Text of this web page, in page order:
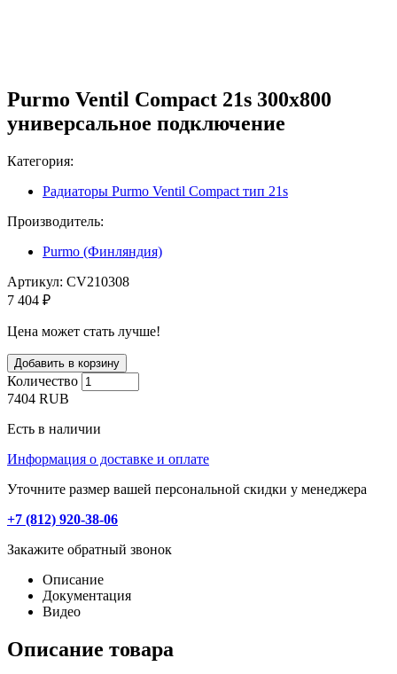
Purmo Ventil Compact 21s 300х800
универсальное подключение
Категория:
Радиаторы Purmo Ventil Compact тип 21s
Производитель:
Purmo (Финляндия)
Артикул: CV210308
7 404 ₽
Цена может стать лучше!
Количество
7404 RUB
Есть в наличии
Информация о доставке и оплате
Уточните размер вашей персональной скидки у менеджера
+7 (812) 920-38-06
Закажите обратный звонок
Описание
Документация
Видео
Описание товара